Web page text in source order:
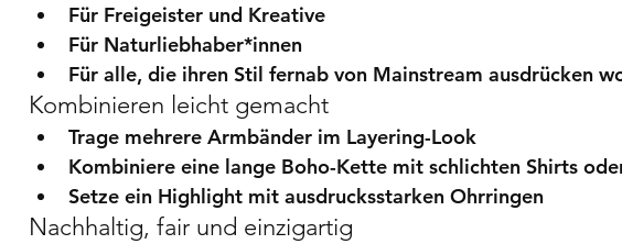
Für Freigeister und Kreative
Für Naturliebhaber*innen
Für alle, die ihren Stil fernab von Mainstream ausdrücken
Kombinieren leicht gemacht
Trage mehrere Armbänder im Layering-Look
Kombiniere eine lange Boho-Kette mit schlichten Shirts
Setze ein Highlight mit ausdrucksstarken Ohrringen
Nachhaltig, fair und einzigartig